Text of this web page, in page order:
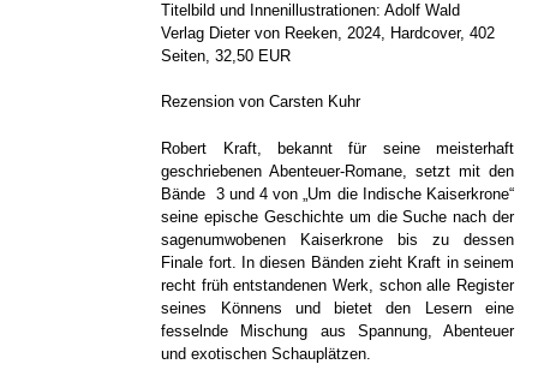
Titelbild und Innenillustrationen: Adolf Wald
Verlag Dieter von Reeken, 2024, Hardcover, 402
Seiten, 32,50 EUR
Rezension von Carsten Kuhr
Robert Kraft, bekannt für seine meisterhaft
geschriebenen Abenteuer-Romane, setzt mit den
Bände 3 und 4 von „Um die Indische Kaiserkrone“
seine epische Geschichte um die Suche nach der
sagenumwobenen Kaiserkrone bis zu dessen
Finale fort. In diesen Bänden zieht Kraft in seinem
recht früh entstandenen Werk, schon alle Register
seines Könnens und bietet den Lesern eine
fesselnde Mischung aus Spannung, Abenteuer
und exotischen Schauplätzen.